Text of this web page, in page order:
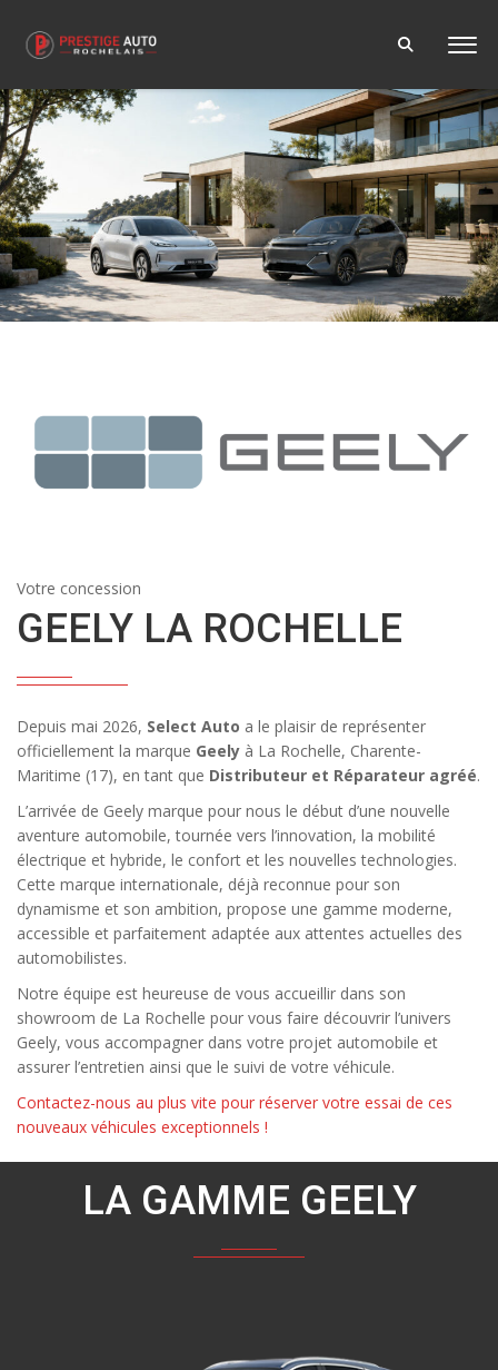
Votre concession
GEELY LA ROCHELLE
Depuis mai 2026, Select Auto a le plaisir de représenter
officiellement la marque Geely à La Rochelle, Charente-
Maritime (17), en tant que Distributeur et Réparateur agréé.
L’arrivée de Geely marque pour nous le début d’une nouvelle
aventure automobile, tournée vers l’innovation, la mobilité
électrique et hybride, le confort et les nouvelles technologies.
Cette marque internationale, déjà reconnue pour son
dynamisme et son ambition, propose une gamme moderne,
accessible et parfaitement adaptée aux attentes actuelles des
automobilistes.
Notre équipe est heureuse de vous accueillir dans son
showroom de La Rochelle pour vous faire découvrir l’univers
Geely, vous accompagner dans votre projet automobile et
assurer l’entretien ainsi que le suivi de votre véhicule.
Contactez-nous au plus vite pour réserver votre essai de ces
nouveaux véhicules exceptionnels !
LA GAMME GEELY